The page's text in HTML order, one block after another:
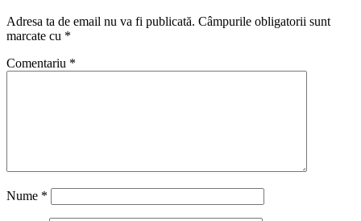
Adresa ta de email nu va fi publicată. Câmpurile obligatorii sunt
marcate cu *
Comentariu *
Nume *